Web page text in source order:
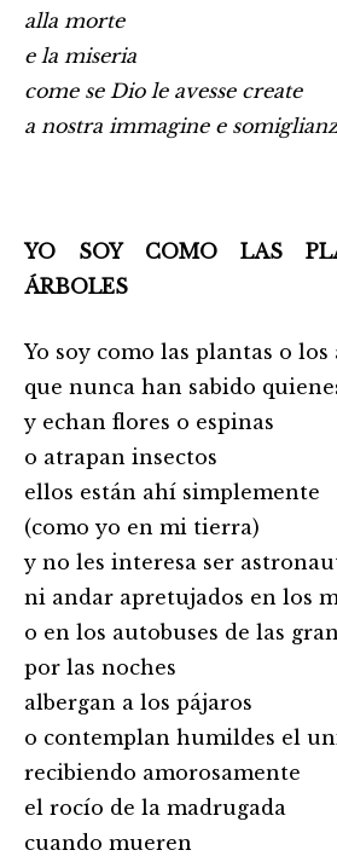
alla morte
e la miseria
come se Dio le avesse create
a nostra immagine e
YO SOY COMO LAS
ÁRBOLES
Yo soy como las plantas o los
que nunca han sabido
y echan flores o espinas
o atrapan insectos
ellos están ahí simplemente
(como yo en mi tierra)
y no les interesa ser
ni andar apretujados en los
o en los autobuses de las
por las noches
albergan a los pájaros
o contemplan humildes el
recibiendo amorosamente
el rocío de la madrugada
cuando mueren